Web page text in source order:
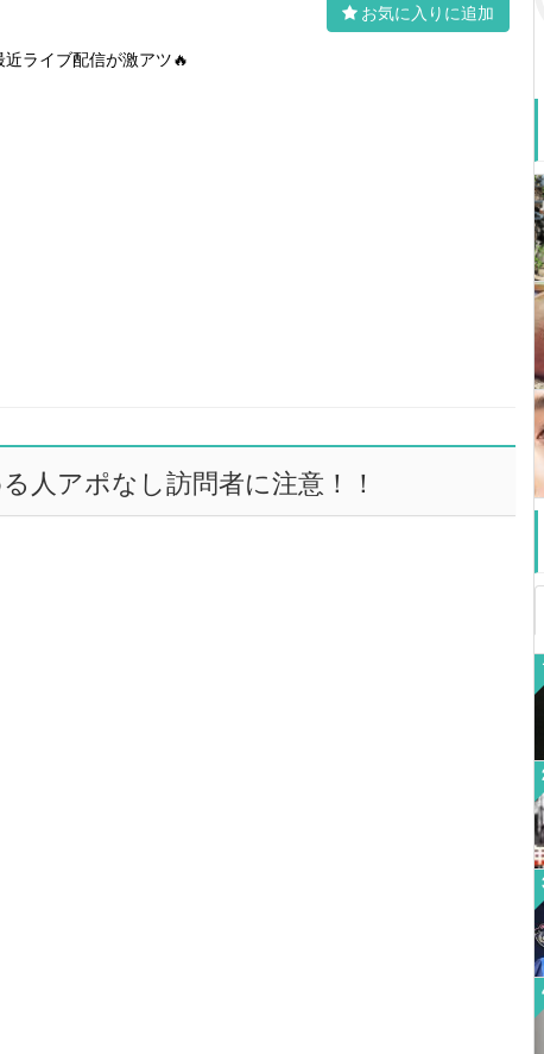
お気に入りに追加
近ライブ配信が激アツ🔥
人アポなし訪問者に注意！！